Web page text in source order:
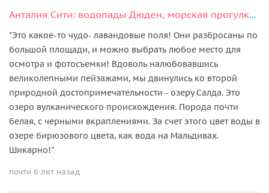
Анталия Сити: водопады Дюден, морская прогулка и старый город Калеичи
"Это какое-то чудо- лавандовые поля! Они разбросаны по
большой площади, и можно выбрать любое место для
осмотра и фотосъемки! Вдоволь налюбовавшись
великолепными пейзажами, мы двинулись ко второй
природной достопримечательности - озеру Салда. Это
озеро вулканического происхождения. Порода почти
белая, с черными вкраплениями. За счет этого цвет воды в
озере бирюзового цвета, как вода на Мальдивах.
Шикарно!"
почти 6 лет назад